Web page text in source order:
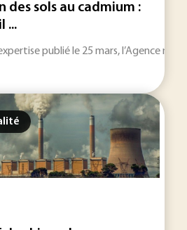
des sols au cadmium :
...
publié le 25 mars, l’Agence